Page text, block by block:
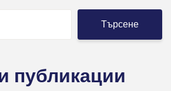
Търсене
публикации